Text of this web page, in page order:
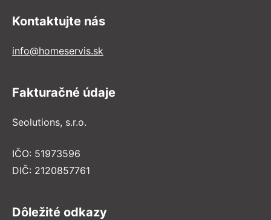
Kontaktujte nás
info@homeservis.sk
Fakturačné údaje
Seolutions, s.r.o.
IČO: 51973596
DIČ: 2120857761
Dôležité odkazy